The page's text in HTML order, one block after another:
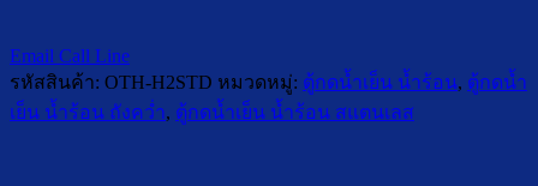
Email Call Line
รหัสสินค้า: OTH-H2STD หมวดหมู่: ตู้กดน้ำเย็น น้ำร้อน, ตู้กดน้ำ
เย็น น้ำร้อน ถังคว่ำ, ตู้กดน้ำเย็น น้ำร้อน สแตนเลส